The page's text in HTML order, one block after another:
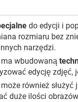
do edycji i
rozmiaru bez
narzędzi.
wbudowaną
edycję zdjęć,
również służyć
duże ilości